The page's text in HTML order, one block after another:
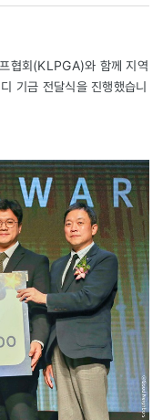
협회(KLPGA)와 함께 지역
기금 전달식을 진행했습니